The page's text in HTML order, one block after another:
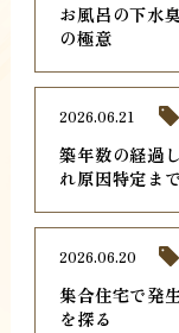
お風呂の下水
の極意
築年数の経過
れ原因特定ま
2026.06.21
集合住宅で発
を探る
2026.06.20